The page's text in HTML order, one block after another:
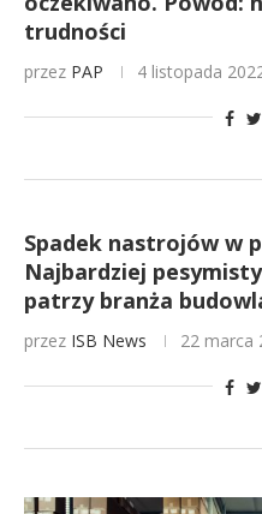
trudności
przez PAP 4 listopada
Spadek nastrojów w
Najbardziej
patrzy branża
przez ISB News 22 marca